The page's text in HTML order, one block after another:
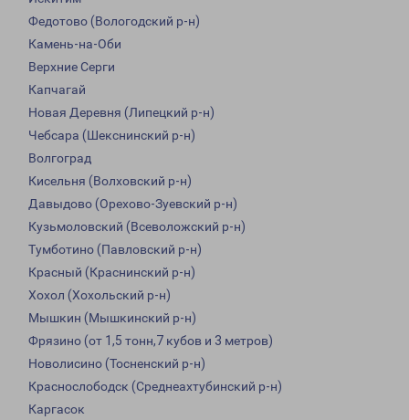
Федотово (Вологодский р-н)
Камень-на-Оби
Верхние Серги
Капчагай
Новая Деревня (Липецкий р-н)
Чебсара (Шекснинский р-н)
Волгоград
Кисельня (Волховский р-н)
Давыдово (Орехово-Зуевский р-н)
Кузьмоловский (Всеволожский р-н)
Тумботино (Павловский р-н)
Красный (Краснинский р-н)
Хохол (Хохольский р-н)
Мышкин (Мышкинский р-н)
Фрязино (от 1,5 тонн,7 кубов и 3 метров)
Новолисино (Тосненский р-н)
Краснослободск (Среднеахтубинский р-н)
Каргасок